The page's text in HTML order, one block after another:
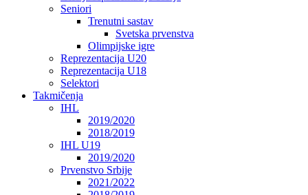
Seniori
Trenutni sastav
Svetska prvenstva
Olimpijske igre
Reprezentacija U20
Reprezentacija U18
Selektori
Takmičenja
IHL
2019/2020
2018/2019
IHL U19
2019/2020
Prvenstvo Srbije
2021/2022